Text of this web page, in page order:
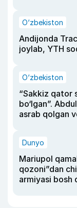
O‘zbekiston
Andijonda
joylab, YTH
O‘zbekiston
“Sakkiz qator
bo‘lgan”.
asrab qolgan
Dunyo
Mariupol
qozoni”dan
armiyasi bosh